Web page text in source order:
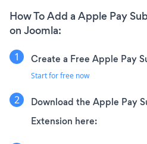
How To Add a Apple Pay
on Joomla:
Create a Free Apple Pay
Start for free now
Download the Apple Pay
Extension here: